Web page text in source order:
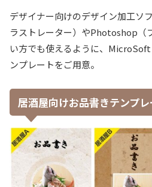
デザイナー向けのデザイン加工
ラストレーター）やPhotoshop（
い方でも使えるように、
ンプレートをご用意。
居酒屋向けお品書きテンプレ